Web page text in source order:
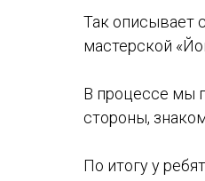
Так описывает
мастерской
В процессе мы
стороны,
По итогу у